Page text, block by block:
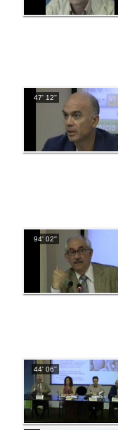
47' 12''
94' 02''
44' 06''